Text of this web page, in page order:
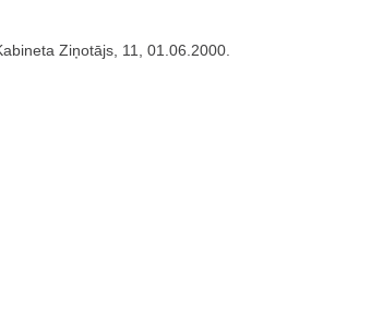
Ziņotājs, 11, 01.06.2000.